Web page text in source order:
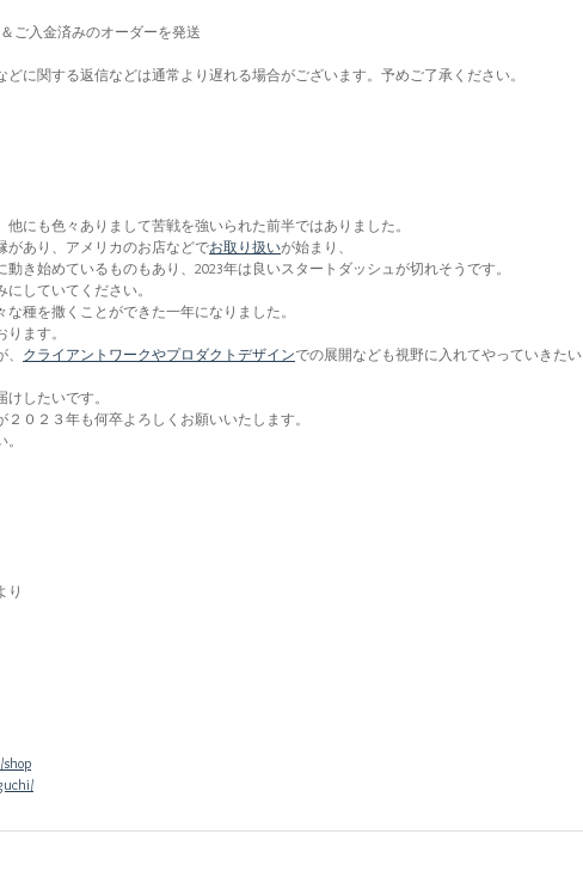
ご入金済みのオーダーを発送
に関する返信などは通常より遅れる場合がございます。予めご了承ください。
にも色々ありまして苦戦を強いられた前半ではありました。
があり、アメリカのお店などでお取り扱いが始まり、
き始めているものもあり、2023年は良いスタートダッシュが切れそうです。
していてください。
種を撒くことができた一年になりました。
ます。
クライアントワークやプロダクトデザインでの展開なども視野に入れてやっていきたい
したいです。
０２３年も何卒よろしくお願いいたします。
り